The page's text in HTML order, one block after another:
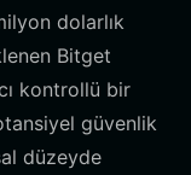
dolarlık
Bitget
kontrollü bir
güvenlik
düzeyde